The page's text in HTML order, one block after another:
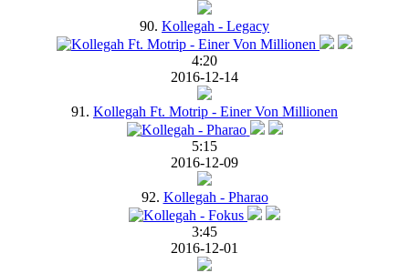
90. Kollegah - Legacy
4:20
2016-12-14
91. Kollegah Ft. Motrip - Einer Von Millionen
5:15
2016-12-09
92. Kollegah - Pharao
3:45
2016-12-01